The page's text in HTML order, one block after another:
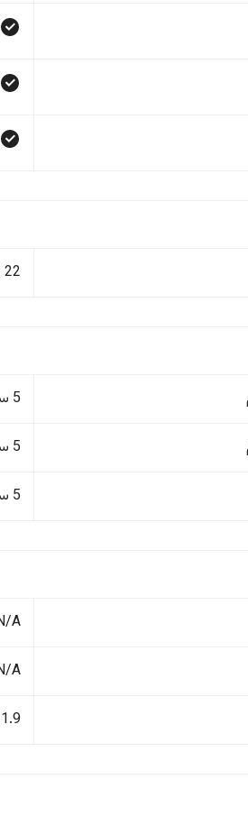
22 ئینج
5 ساڵ/150,000 کم
5 ساڵ/150,000 کم
5 ساڵ/150,000 کم
A
A
11.9 لیتر/